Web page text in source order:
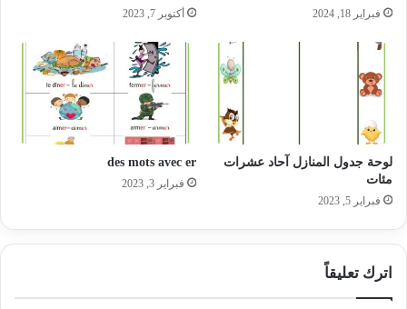
فبراير 18, 2024 أكتوبر 7, 2023
لوحة جدول المنازل آحاد عشرات
مئات
فبراير 5, 2023
des mots avec er
فبراير 3, 2023
اترك تعليقاً